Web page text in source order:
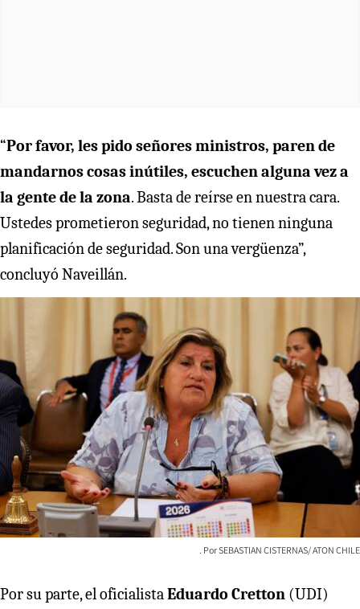
“Por favor, les pido señores ministros, paren de
mandarnos cosas inútiles, escuchen alguna vez a
la gente de la zona. Basta de reírse en nuestra cara.
Ustedes prometieron seguridad, no tienen ninguna
planificación de seguridad. Son una vergüenza”,
concluyó Naveillán.
SEBASTIAN CISTERNAS/ ATON CHILE
Por su parte, el oficialista Eduardo Cretton (UDI)